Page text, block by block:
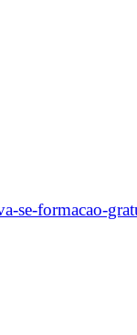
se-formacao-